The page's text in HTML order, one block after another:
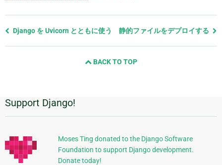
前
の
ペ
ジ
Django を Uvicorn とともに使う 静的ファイルをデプロイする
BACK TO TOP
追
加
的
な
Support Django!
Moses Ting donated to the Django Software
Foundation to support Django development.
Donate today!